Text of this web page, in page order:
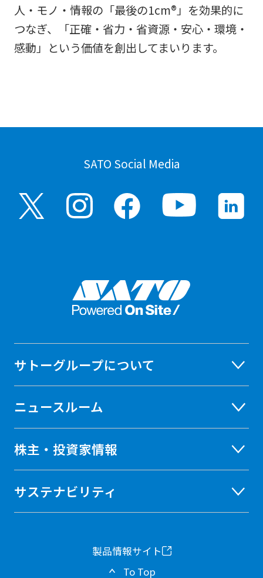
人・モノ・情報の「最後の1cm®」を効果的に
つなぎ、「正確・省力・省資源・安心・環境・
感動」という価値を創出してまいります。
SATO Social Media
サトーグループについて
ニュースルーム
株主・投資家情報
サステナビリティ
製品情報サイト
新
To Top